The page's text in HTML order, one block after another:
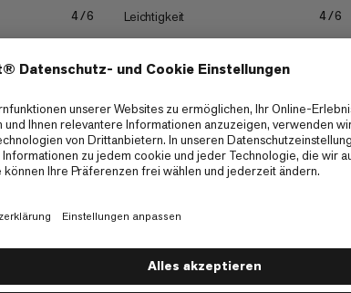
4/6 Leichtigkeit 4/6